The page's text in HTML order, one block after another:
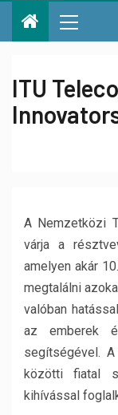
ITU
A Nemzetközi
várja a
amelyen akár
megtalálni
valóban
az emberek
segítségével.
közötti fiatal
kihívással